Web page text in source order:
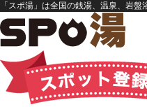
「スポ湯」は全国の銭湯、温泉、岩